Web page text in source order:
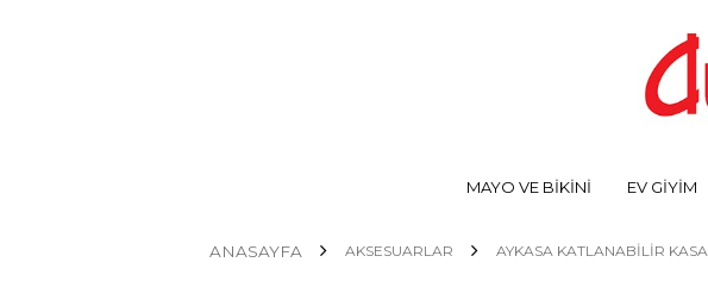
MAYO VE BİKİNİ EV GİYİM
ANASAYFA AKSESUARLAR AYKASA KATLANABİLİR KASA